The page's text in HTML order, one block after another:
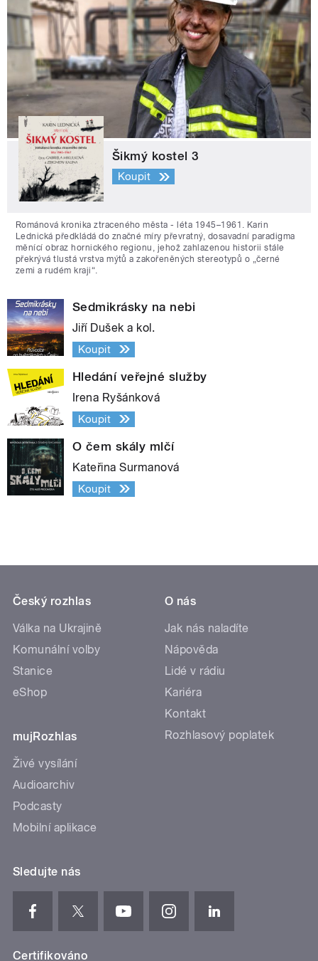
Šikmý kostel 3
Koupit
Románová kronika ztraceného města - léta 1945–1961. Karin
Lednická předkládá do značné míry převratný, dosavadní paradigma
měnící obraz hornického regionu, jehož zahlazenou historii stále
překrývá tlustá vrstva mýtů a zakořeněných stereotypů o „černé
zemi a rudém kraji“.
Sedmikrásky na nebi
Jiří Dušek a kol.
Koupit
Hledání veřejné služby
Irena Ryšánková
Koupit
O čem skály mlčí
Kateřina Surmanová
Koupit
Český rozhlas
Válka na Ukrajině
Komunální volby
Stanice
eShop
mujRozhlas
Živé vysílání
Audioarchiv
Podcasty
Mobilní aplikace
O nás
Jak nás naladíte
Nápověda
Lidé v rádiu
Kariéra
Kontakt
Rozhlasový poplatek
Sledujte nás
Certifikováno